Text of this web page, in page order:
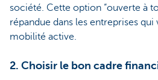
société. Cette option “ouverte à
répandue dans les entreprises
mobilité active.
2. Choisir le bon cadre